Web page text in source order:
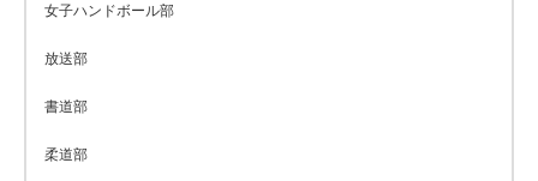
女子ハンドボール部
放送部
書道部
柔道部